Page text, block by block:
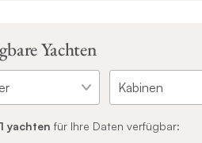
Yachten
1 yachten für Ihre Daten verfügbar: